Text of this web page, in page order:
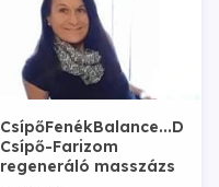
Csípő-Farizom
regeneráló masszázs